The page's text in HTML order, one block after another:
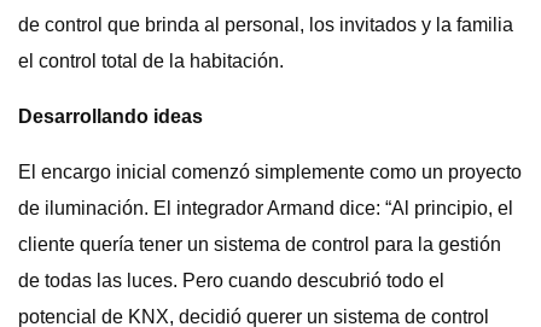
de control que brinda al personal, los invitados y la familia
el control total de la habitación.
Desarrollando ideas
El encargo inicial comenzó simplemente como un proyecto
de iluminación. El integrador Armand dice: “Al principio, el
cliente quería tener un sistema de control para la gestión
de todas las luces. Pero cuando descubrió todo el
potencial de KNX, decidió querer un sistema de control